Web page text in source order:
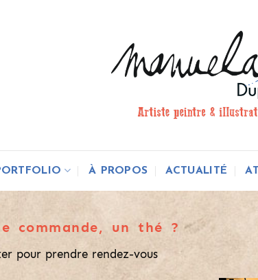
À PROPOS ACTUALITÉ
commande, un thé ?
pour prendre rendez-vous